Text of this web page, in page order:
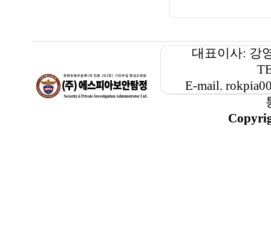
대표이사: 강
E-mail.